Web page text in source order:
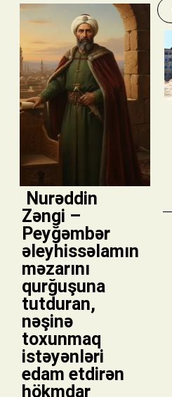
​ Nurəddin
Zəngi –
Peyğəmbər
əleyhissəlamın
məzarını
qurğuşuna
tutduran,
nəşinə
toxunmaq
istəyənləri
edam etdirən
hökmdar